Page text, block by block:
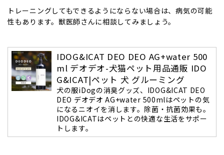
トレーニングしてもできるようにならない場合は、病気の可能
性もあります。獣医師さんに相談してみましょう。
IDOG&ICAT DEO DEO AG+water 500
ml デオデオ-犬猫ペット用品通販 IDO
G&ICAT|ペット 犬 グルーミング
犬の服iDogの消臭グッズ、IDOG&ICAT DEO
DEO デオデオ AG+water 500mlはペットの気
になるニオイを消します。除菌・抗菌効果も。
IDOG&ICATはペットとの快適な生活をサポー
トします。